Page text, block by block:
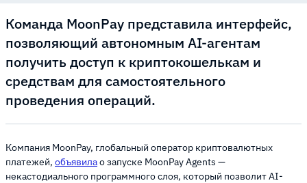
Команда MoonPay представила интерфейс,
позволяющий автономным AI-агентам
получить доступ к криптокошелькам и
средствам для самостоятельного
проведения операций.
Компания MoonPay, глобальный оператор криптовалютных
платежей, объявилао запуске MoonPay Agents —
некастодиального программного слоя, который позволит AI-